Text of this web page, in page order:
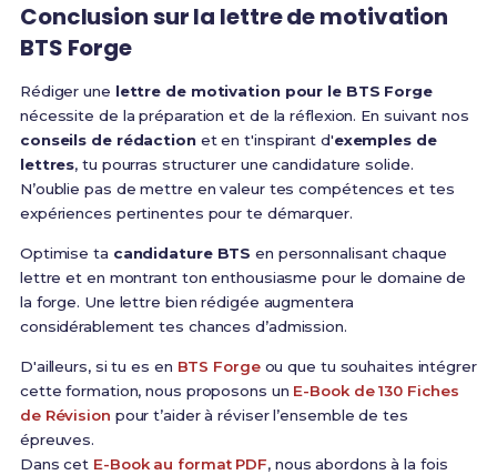
Conclusion sur la lettre de motivation
BTS Forge
Rédiger une lettre de motivation pour le BTS Forge
nécessite de la préparation et de la réflexion. En suivant nos
conseils de rédactionet en t'inspirant d'exemples de
lettres, tu pourras structurer une candidature solide.
N’oublie pas de mettre en valeur tes compétences et tes
expériences pertinentes pour te démarquer.
Optimise ta candidature BTS en personnalisant chaque
lettre et en montrant ton enthousiasme pour le domaine de
la forge. Une lettre bien rédigée augmentera
considérablement tes chances d’admission.
D'ailleurs, si tu es en BTS Forgeou que tu souhaites intégrer
cette formation, nous proposons un E-Book de 130 Fiches
de Révision pour t’aider à réviser l’ensemble de tes
épreuves.
Dans cet E-Book au format PDF, nous abordons à la fois